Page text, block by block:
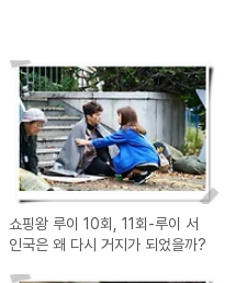
쇼핑왕 루이 10회, 11회-루이 서
인국은 왜 다시 거지가 되었을까?